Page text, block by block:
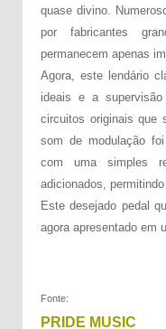
quase divino.
por fabricantes
permanecem apenas
Agora, este lendário
ideais e a supervisão
circuitos originais que
som de modulação
com uma simples
adicionados,
Este desejado pedal
agora apresentado em
Fonte:
PRIDE MUSIC